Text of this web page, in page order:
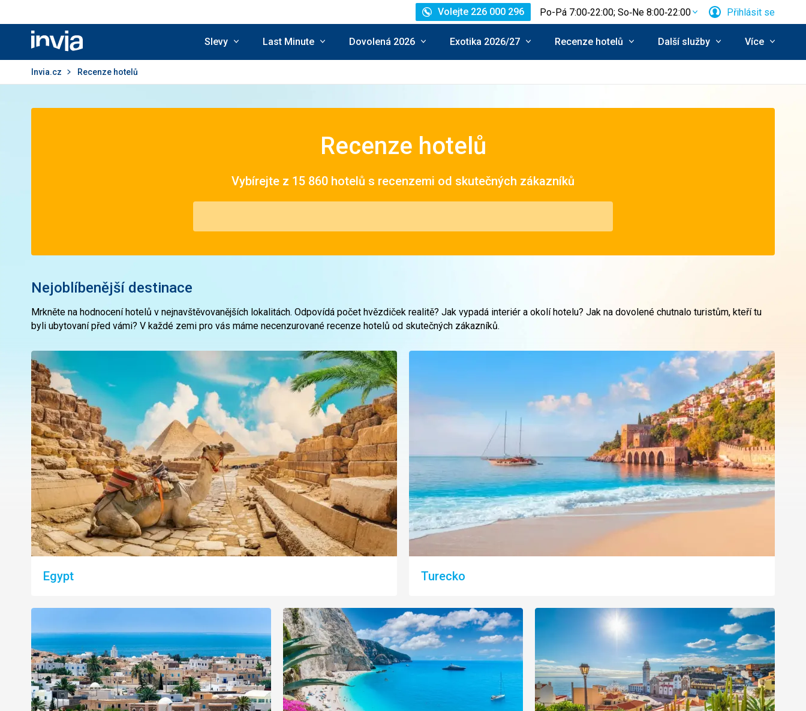
Invia.cz
Volejte 226 000 296 Po-Pá 7:00‑22:00; So‑Ne 8:00‑22:00 Přihlásit se
Slevy Last Minute Dovolená 2026 Exotika 2026/27 Recenze hotelů Další služby Více
Invia.cz Recenze hotelů
Recenze hotelů
Vybírejte z 15 860 hotelů s recenzemi od skutečných zákazníků
Nejoblíbenější destinace
Mrkněte na hodnocení hotelů v nejnavštěvovanějších lokalitách. Odpovídá počet hvězdiček realitě? Jak vypadá interiér a okolí hotelu? Jak na dovolené chutnalo turistům, kteří tu
byli ubytovaní před vámi? V každé zemi pro vás máme necenzurované recenze hotelů od skutečných zákazníků.
Egypt Turecko